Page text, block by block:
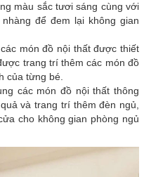
màu sắc tươi sáng cùng với
để đem lại không gian
món đồ nội thất được thiết
trang trí thêm các món đồ
của từng bé.
các món đồ nội thất thông
và trang trí thêm đèn ngủ,
cho không gian phòng ngủ